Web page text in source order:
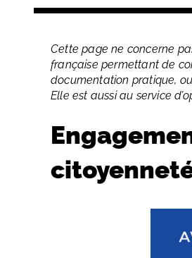
Cette page ne concerne
française permettant de
documentation pratique,
Elle est aussi au service